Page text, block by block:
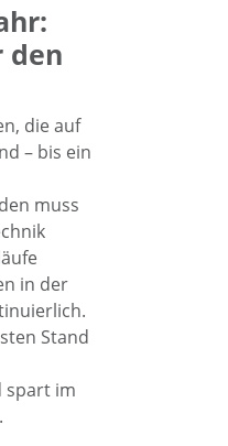
den
die auf
– bis ein
muss
in der
Stand
spart im